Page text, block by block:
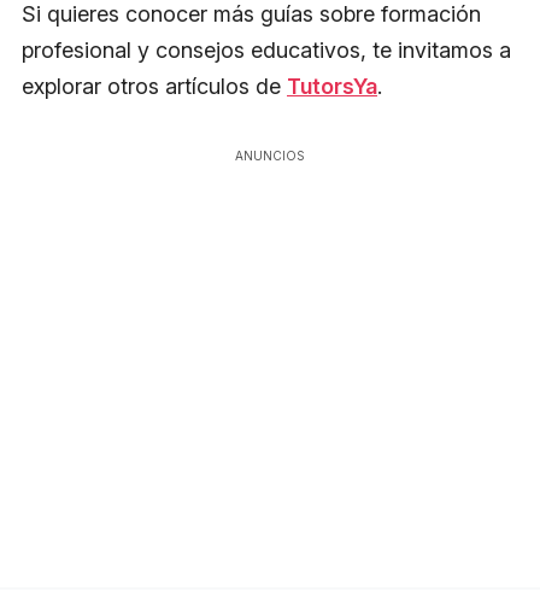
Si quieres conocer más guías sobre formación
profesional y consejos educativos, te invitamos a
explorar otros artículos de TutorsYa.
ANUNCIOS